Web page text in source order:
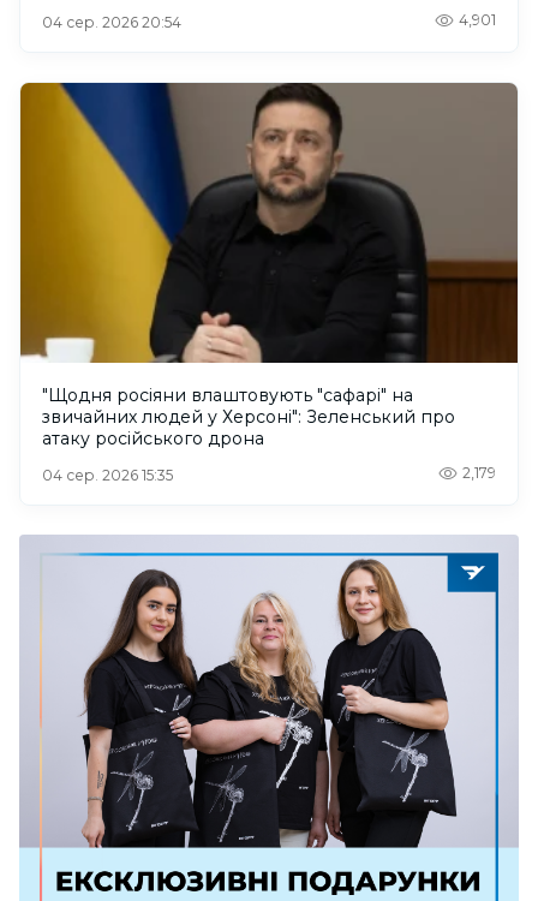
04 сер. 2026 20:54 4,901
"Щодня росіяни влаштовують "сафарі" на
звичайних людей у Херсоні": Зеленський про
атаку російського дрона
04 сер. 2026 15:35 2,179